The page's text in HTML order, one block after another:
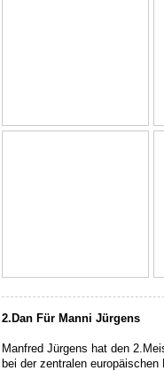
2.Dan Für Manni Jürgens
Manfred Jürgens hat den
bei der zentralen europäischen